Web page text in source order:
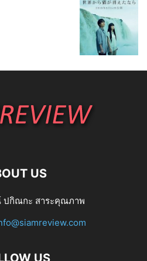
US
ปกิณกะ สาระคุณภาพ
US